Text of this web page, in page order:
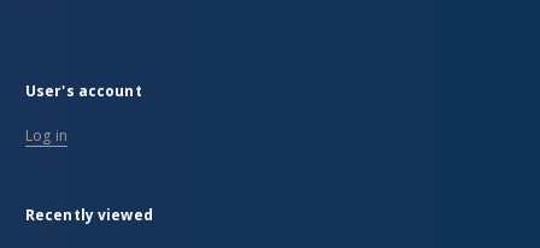
User's account
Log in
Recently viewed